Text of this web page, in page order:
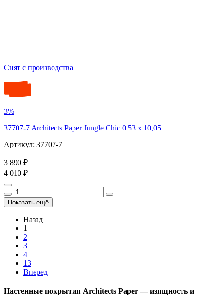
Снят с производства
3%
37707-7 Architects Paper Jungle Chic 0,53 х 10,05
Артикул: 37707-7
3 890 ₽
4 010 ₽
Показать ещё
Назад
1
2
3
4
13
Вперед
Настенные покрытия Architects Paper — изящность и